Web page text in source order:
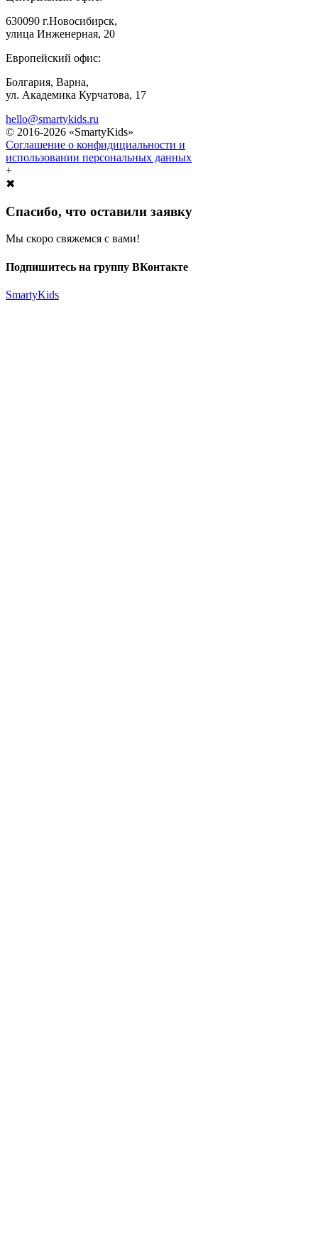
630090 г.Новосибирск,
улица Инженерная, 20
Европейский офис:
Болгария, Варна,
ул. Академика Курчатова, 17
hello@smartykids.ru
© 2016-2026 «SmartyKids»
Соглашение о конфидициальности и
использовании персональных данных
+
✖
Спасибо, что оставили заявку
Мы скоро свяжемся с вами!
Подпишитесь на группу ВКонтакте
SmartyKids